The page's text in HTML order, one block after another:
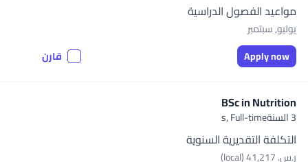
مواعيد الفصول الدراسية
يوليو, سبتمبر
Apply now
قارن
BSc in Nutrition
3 السنةs, Full-time
التكلفة التقديرية السنوية
ر.س.‏ 41,217 (local)